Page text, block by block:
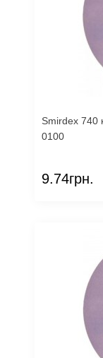
Smirdex 740
0100
9.74грн.